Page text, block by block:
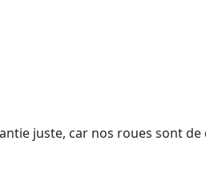
juste, car nos roues sont